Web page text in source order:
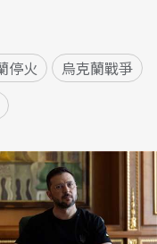
停火
烏克蘭戰爭